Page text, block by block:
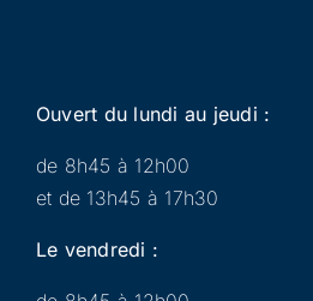
Ouvert du lundi au jeudi :
de 8h45 à 12h00
et de 13h45 à 17h30
Le vendredi :